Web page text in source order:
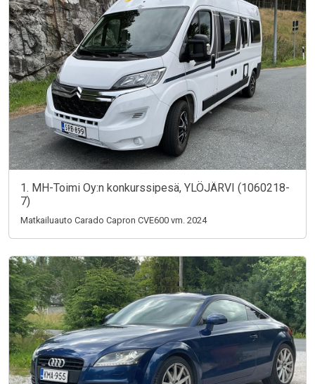
1. MH-Toimi Oy:n konkurssipesä, YLÖJÄRVI (1060218-
7)
Matkailuauto Carado Capron CVE600 vm. 2024